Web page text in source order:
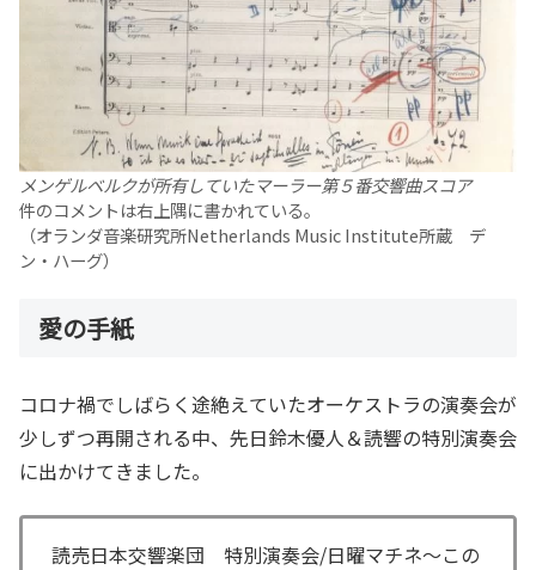
メンゲルベルクが所有していたマーラー第５番交響曲スコア
件のコメントは右上隅に書かれている。
（オランダ音楽研究所Netherlands Music Institute所蔵 デ
ン・ハーグ）
愛の手紙
コロナ禍でしばらく途絶えていたオーケストラの演奏会が
少しずつ再開される中、先日鈴木優人＆読響の特別演奏会
に出かけてきました。
読売日本交響楽団 特別演奏会/日曜マチネ〜この